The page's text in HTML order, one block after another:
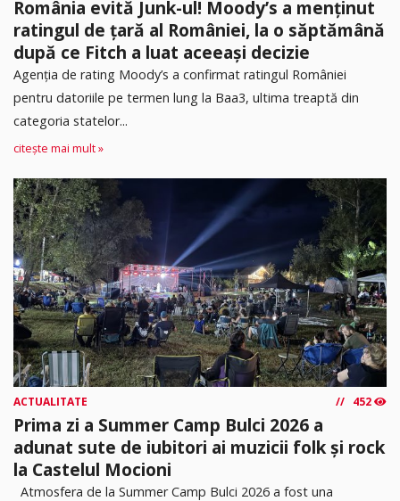
România evită Junk-ul! Moody’s a menținut
ratingul de țară al României, la o săptămână
după ce Fitch a luat aceeași decizie
Agenția de rating Moody’s a confirmat ratingul României
pentru datoriile pe termen lung la Baa3, ultima treaptă din
categoria statelor...
citește mai mult »
ACTUALITATE 452
Prima zi a Summer Camp Bulci 2026 a
adunat sute de iubitori ai muzicii folk și rock
la Castelul Mocioni
Atmosfera de la Summer Camp Bulci 2026 a fost una